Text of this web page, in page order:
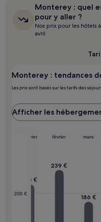
susceptibles
de
changer.
s’appliquer.
Monterey :
est
le
meilleur
Monterey : quel
pour y aller ?
Nos prix pour les hôtels
avril
Monterey : tendances
Les prix sont basés sur les tarifs des
Afficher les
200 €
janvier février mars
215 €
239 €
186 €